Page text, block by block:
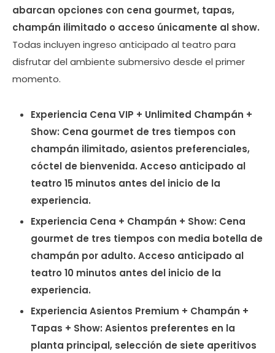
abarcan opciones con cena gourmet, tapas,
champán ilimitado o acceso únicamente al show.
Todas incluyen ingreso anticipado al teatro para
disfrutar del ambiente submersivo desde el primer
momento.
Experiencia Cena VIP + Unlimited Champán +
Show: Cena gourmet de tres tiempos con
champán ilimitado, asientos preferenciales,
cóctel de bienvenida. Acceso anticipado al
teatro 15 minutos antes del inicio de la
experiencia.
Experiencia Cena + Champán + Show: Cena
gourmet de tres tiempos con media botella de
champán por adulto. Acceso anticipado al
teatro 10 minutos antes del inicio de la
experiencia.
Experiencia Asientos Premium + Champán +
Tapas + Show: Asientos preferentes en la
planta principal, selección de siete aperitivos